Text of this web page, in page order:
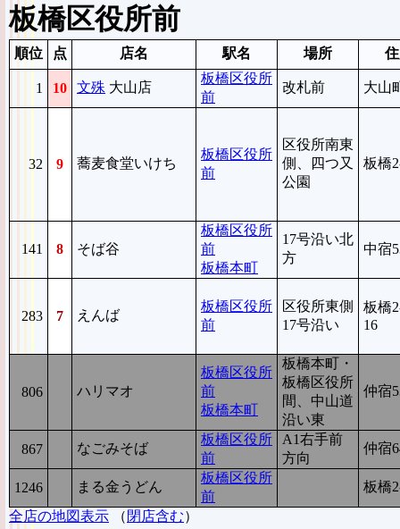
板橋区役所前
順位 点 店名 駅名 場所
1 10 文殊 大山店
板橋区役所
前
改札前 大山
32 9 蕎麦食堂いけち
板橋区役所
前
区役所南東
側、四つ又
公園
板橋
141 8 そば谷
板橋区役所
前
板橋本町
17号沿い北
方
中宿
283 7 えんば
板橋区役所
前
区役所東側
17号沿い
板橋
16
806 ハリマオ
板橋区役所
前
板橋本町
板橋本町・
板橋区役所
間、中山道
沿い東
仲宿
867 なごみそば
板橋区役所
前
A1右手前
方向
仲宿
1246 まる金うどん
板橋区役所
前
板橋
全店の地図表示 （ 閉店含む）